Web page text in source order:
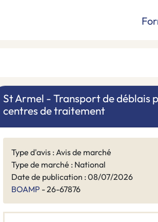
St Armel - Transport de déblais
centres de traitement
Type d'avis : Avis de marché
Type de marché : National
Date de publication : 08/07/2026
BOAMP - 26-67876